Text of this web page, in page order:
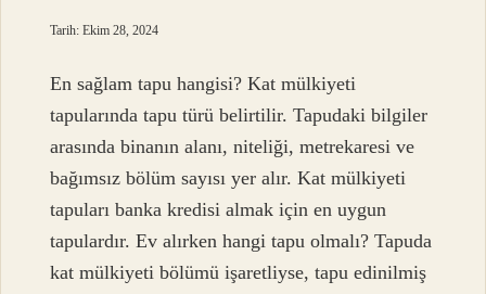
Tarih: Ekim 28, 2024
En sağlam tapu hangisi? Kat mülkiyeti
tapularında tapu türü belirtilir. Tapudaki bilgiler
arasında binanın alanı, niteliği, metrekaresi ve
bağımsız bölüm sayısı yer alır. Kat mülkiyeti
tapuları banka kredisi almak için en uygun
tapulardır. Ev alırken hangi tapu olmalı? Tapuda
kat mülkiyeti bölümü işaretliyse, tapu edinilmiş